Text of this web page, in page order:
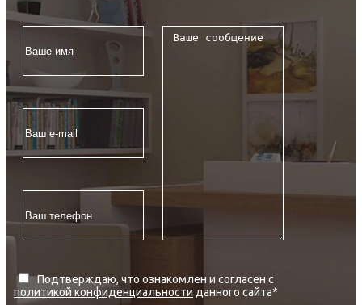
Подтверждаю, что ознакомлен и согласен с
политикой конфиденциальности данного сайта*